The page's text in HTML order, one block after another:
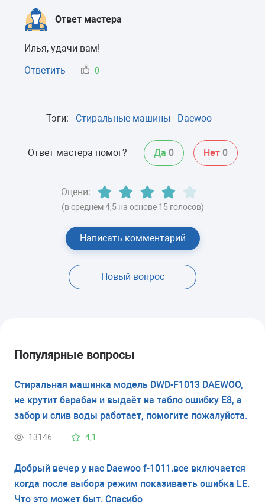
Ответ мастера
Илья, удачи вам!
Ответить
0
Тэги: Стиральные машины Daewoo
Ответ мастера помог? Да 0 Нет 0
Оцени:
(в среднем 4,5 на основе 15 голосов)
Написать комментарий
Новый вопрос
Популярные вопросы
Стиральная машинка модель DWD-F1013 DAEWOO,
не крутит барабан и выдаёт на табло ошибку E8, а
забор и слив воды работает, помогите пожалуйста.
13146 4,1
Добрый вечер у нас Daewoo f-1011.все включается
когда после выбора режим показиваеть ошибка LE.
Что это может быт. Спасибо